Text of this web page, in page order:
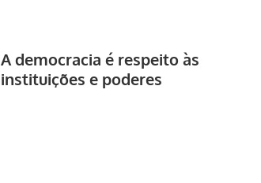
A democracia é respeito às
instituições e poderes